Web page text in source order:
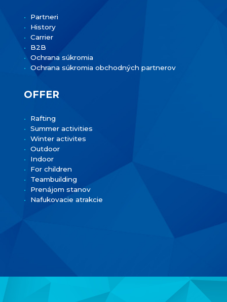
Partneri
History
Carrier
B2B
Ochrana súkromia
Ochrana súkromia obchodných partnerov
OFFER
Rafting
Summer activities
Winter activites
Outdoor
Indoor
For children
Teambuilding
Prenájom stanov
Nafukovacie atrakcie